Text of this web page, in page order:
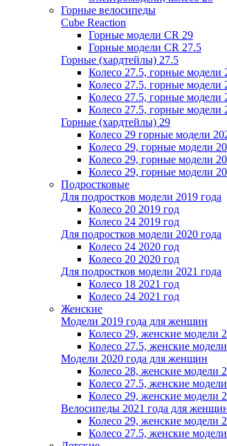
Горные велосипеды
Cube Reaction
Горные модели CR 29
Горные модели CR 27.5
Горные (хардтейлы) 27.5
Колесо 27.5, горные модели
Колесо 27.5, горные модели
Колесо 27.5, горные модели
Колесо 27.5, горные модели
Горные (хардтейлы) 29
Колесо 29 горные модели
Колесо 29, горные модели
Колесо 29, горные модели
Колесо 29, горные модели
Подростковые
Для подростков модели 2019 года
Колесо 20 2019 год
Колесо 24 2019 год
Для подростков модели 2020 года
Колесо 24 2020 год
Колесо 20 2020 год
Для подростков модели 2021 года
Колесо 18 2021 год
Колесо 24 2021 год
Женскиe
Модели 2019 года для женщин
Колесо 29, женские модели
Колесо 27.5, женские
Модели 2020 года для женщин
Колесо 28, женские модели
Колесо 27.5, женские
Колесо 29, женские модели
Велосипеды 2021 года для
Колесо 29, женские модели
Колесо 27.5, женские